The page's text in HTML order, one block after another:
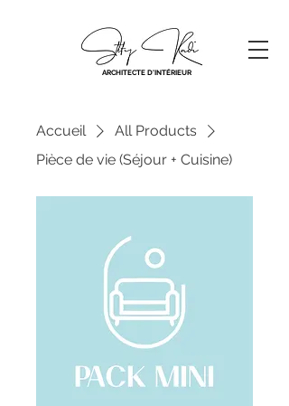
ARCHITECTE D'INTÉRIEUR
Accueil
All Products
Pièce de vie (Séjour + Cuisine)